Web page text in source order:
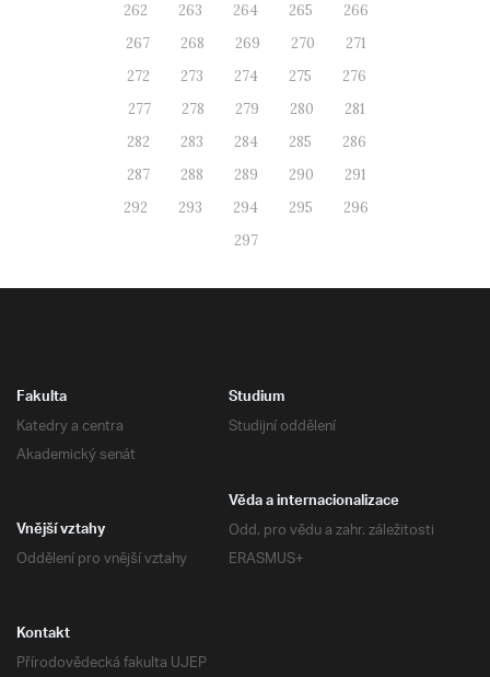
262
263 264 265
266
267
268 269 270
271
272
273 274 275
276
277
278 279 280
281
282
283 284 285
286
287
288 289 290
291
292
293 294 295
296
297
Fakulta
Katedry a centra
Akademický senát
Studium
Studijní oddělení
Věda a internacionalizace
Odd. pro vědu a zahr. záležitosti
ERASMUS+
Vnější vztahy
Oddělení pro vnější vztahy
Kontakt
Přírodovědecká fakulta UJEP